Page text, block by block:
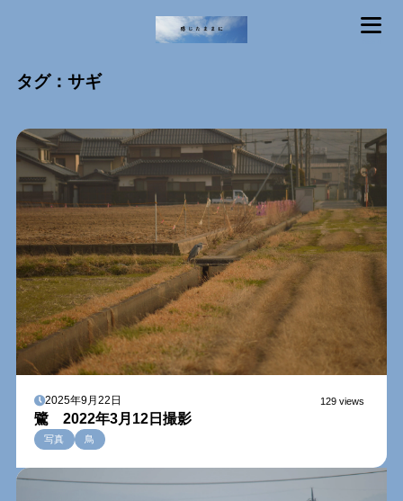
タグ：サギ
2025年9月22日 129 views
鷺 2022年3月12日撮影
写真 鳥